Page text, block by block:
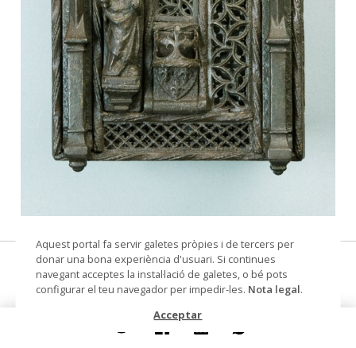
© Arxiu Fotogràfic del Consorci del Patrimoni de
Sitges
pany de moble
Datació Segles XV-XVI
Aquest portal fa servir galetes pròpies i de tercers per
donar una bona experiència d'usuari. Si continues
navegant acceptes la instal·lació de galetes, o bé pots
configurar el teu navegador per impedir-les. Nota legal.
Acceptar